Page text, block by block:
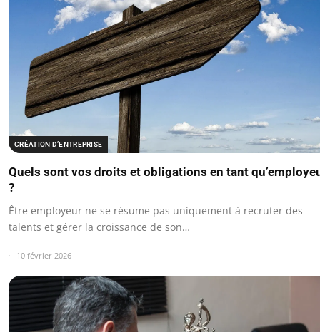
CRÉATION D’ENTREPRISE
Quels sont vos droits et obligations en tant
?
Être employeur ne se résume pas uniquement à recruter des
talents et gérer la croissance de son…
10 février 2026